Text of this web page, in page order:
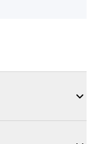
